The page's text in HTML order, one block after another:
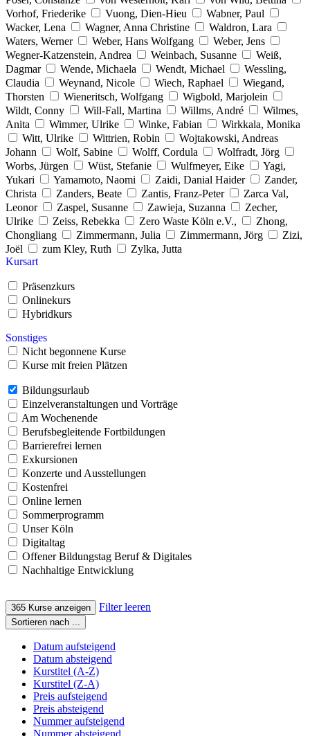
Vorhof, Friederike
Vuong, Dien-Hieu
Wabner, Paul
Wacker, Lena
Wagner, Anna Christine
Waldron, Lara
Waters, Werner
Weber, Hans Wolfgang
Weber, Jens
Wegner-Katzenstein, Andrea
Weinbach, Susanne
Weiß,
Dagmar
Wende, Michaela Wendt, Michael
Wessling,
Claudia
Weynand, Nicole Wiech, Raphael
Wiegand,
Thorsten
Wieneritsch, Wolfgang
Wigbold, Marjolein
Wildt, Conny
Will-Fall, Martina Willms, André
Wilmes,
Anita
Wimmer, Ulrike Winke, Fabian
Wirkkala, Monika
Witt, Ulrike
Wittrien, Robin
Wojtakowski, Andreas
Johann
Wolf, Sabine Wolff, Cordula
Wolfradt, Jörg
Worbs, Jürgen
Wüst, Stefanie Wulfmeyer, Eike
Yagi,
Yukari
Yamamoto, Naomi Zaidi, Danial Haider
Zander,
Christa
Zanders, Beate Zantis, Franz-Peter
Zarca Val,
Leonor
Zaspel, Susanne Zawieja, Suzanna
Zecher,
Ulrike
Zeiss, Rebekka Zero Waste Köln e.V.,
Zhong,
Chongliang
Zimmermann, Julia Zimmermann, Jörg
Zizi,
Joël
zum Kley, Ruth
Zylka, Jutta
Kursart
Präsenzkurs
Onlinekurs
Hybridkurs
Sonstiges
Nicht begonnene Kurse
Kurse mit freien Plätzen
Bildungsurlaub
Einzelveranstaltungen und Vorträge
Am Wochenende
Berufsbegleitende Fortbildungen
Barrierefrei lernen
Exkursionen
Konzerte und Ausstellungen
Kostenfrei
Online lernen
Sommerprogramm
Unser Köln
Digitaltag
Offener Bildungstag Beruf & Digitales
Nachhaltige Entwicklung
365 Kurse anzeigen Filter leeren
Sortieren nach ...
Datum aufsteigend
Datum absteigend
Kurstitel (A-Z)
Kurstitel (Z-A)
Preis aufsteigend
Preis absteigend
Nummer aufsteigend
Nummer absteigend